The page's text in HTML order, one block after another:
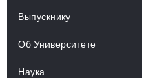
Выпускнику
Об Университете
Наука